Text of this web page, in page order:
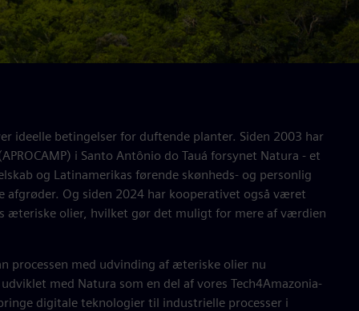
ideelle betingelser for duftende planter. Siden 2003 har
i Santo Antônio do Tauá forsynet Natura - et
og Latinamerikas førende skønheds- og personlig
afgrøder. Og siden 2024 har kooperativet også været
æteriske olier, hvilket gør det muligt for mere af værdien
processen med udvinding af æteriske olier nu
med Natura som en del af vores Tech4Amazonia-
digitale teknologier til industrielle processer i